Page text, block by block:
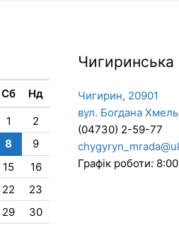
Сб Нд
1
2
8
9
15
16
22
23
29 30
Чигиринська
Чигирин, 20901
вул. Богдана
(04730) 2-59-77
Графік роботи: